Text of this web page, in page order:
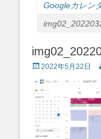
Googleカレン
Posted
2022年5月22日